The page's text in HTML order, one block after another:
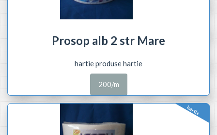
Prosop alb 2 str Mare
hartie produse hartie
200/m
hartie